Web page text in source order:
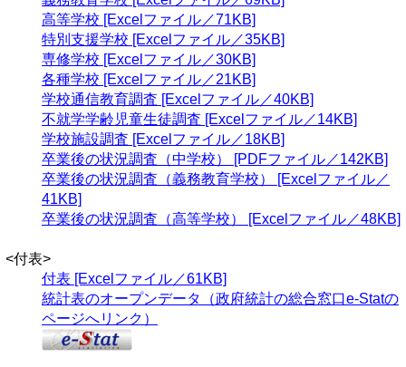
高等学校 [Excelファイル／71KB]
特別支援学校 [Excelファイル／35KB]
専修学校 [Excelファイル／30KB]
各種学校 [Excelファイル／21KB]
学校通信教育調査 [Excelファイル／40KB]
不就学学齢児童生徒調査 [Excelファイル／14KB]
学校施設調査 [Excelファイル／18KB]
卒業後の状況調査（中学校） [PDFファイル／142KB]
卒業後の状況調査（義務教育学校） [Excelファイル／
41KB]
卒業後の状況調査（高等学校） [Excelファイル／48KB]
<付表>
付表 [Excelファイル／61KB]
統計表のオープンデータ（政府統計の総合窓口e-Statの
ページへリンク）